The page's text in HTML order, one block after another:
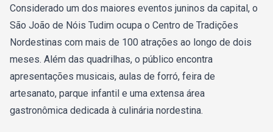
Considerado um dos maiores eventos juninos da capital, o
São João de Nóis Tudim ocupa o Centro de Tradições
Nordestinas com mais de 100 atrações ao longo de dois
meses. Além das quadrilhas, o público encontra
apresentações musicais, aulas de forró, feira de
artesanato, parque infantil e uma extensa área
gastronômica dedicada à culinária nordestina.